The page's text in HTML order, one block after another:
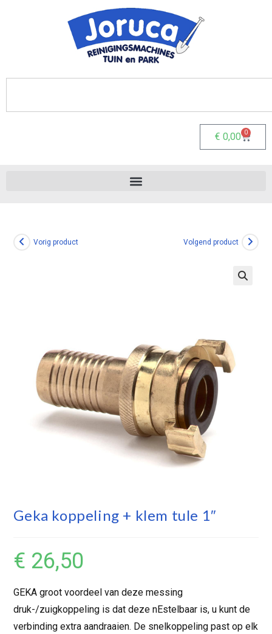
€ 0,00 0
Vorig product Volgend product
Geka koppeling + klem tule 1″
€ 26,50
GEKA groot voordeel van deze messing
druk-/zuigkoppeling is dat deze nEstelbaar is, u kunt de
verbinding extra aandraaien. De snelkoppeling past op elk